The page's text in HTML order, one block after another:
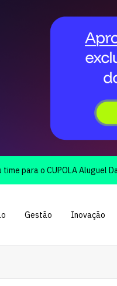
o CUPOLA Aluguel Day
Gestão Inovação